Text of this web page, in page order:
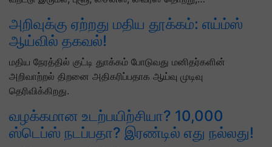
அறிவுக்கு ஏற்றது மதிய தூக்கம்: எய்ம்ஸ்
ஆய்வில் தகவல்!
மதிய நேரத்தில் குட்டி துாக்கம் போடுவது மனிதர்களின்
அறிவாற்றல் திறனை அதிகரிப்பதாக ஆய்வு முடிவு
தெரிவிக்கிறது.
வழக்கமான உடற்பயிற்சியா? 10,000
ஸ்டெப்ஸ் நடப்பதா? இரண்டில் எது நல்லது!